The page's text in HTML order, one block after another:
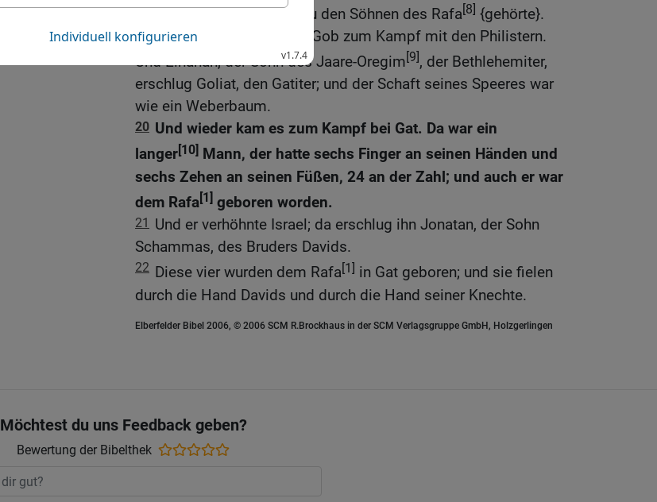
Huschatiter, den Saf, der zu den Söhnen des Rafa[8] {gehörte}.
19 Und wieder kam es bei Gob zum Kampf mit den Philistern.
Und Elhanan, der Sohn des Jaare-Oregim[9], der Bethlehemiter,
erschlug Goliat, den Gatiter; und der Schaft seines Speeres war
wie ein Weberbaum.
20 Und wieder kam es zum Kampf bei Gat. Da war ein
langer[10] Mann, der hatte sechs Finger an seinen Händen und
sechs Zehen an seinen Füßen, 24 an der Zahl; und auch er war
dem Rafa[1] geboren worden.
21
Und er verhöhnte Israel; da erschlug ihn Jonatan, der Sohn
Schammas, des Bruders Davids.
22 Diese vier wurden dem Rafa[1] in Gat geboren; und sie fielen
durch die Hand Davids und durch die Hand seiner Knechte.
Elberfelder Bibel 2006, © 2006 SCM R.Brockhaus in der SCM Verlagsgruppe GmbH, Holzgerlingen
Möchtest du uns Feedback geben?
Bewertung der Bibelthek